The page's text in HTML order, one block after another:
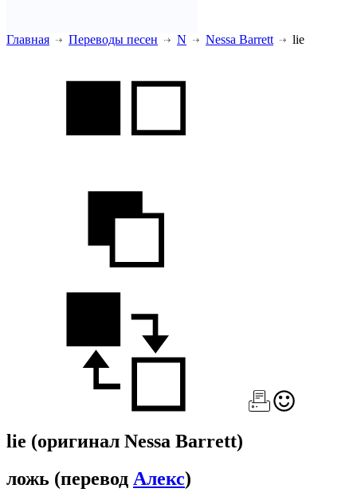
Главная Переводы песен N Nessa Barrett lie
lie (оригинал Nessa Barrett)
ложь (перевод Алекс)